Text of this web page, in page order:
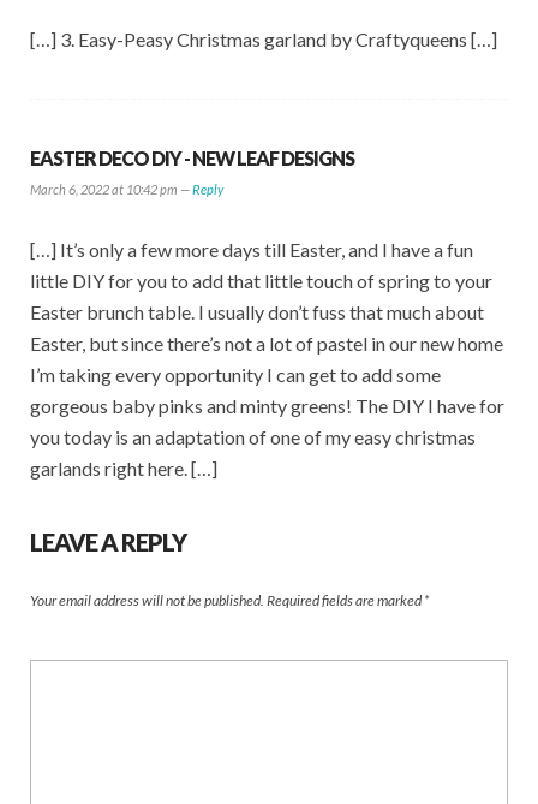
[…] 3. Easy-Peasy Christmas garland by Craftyqueens […]
EASTER DECO DIY - NEW LEAF DESIGNS
March 6, 2022 at 10:42 pm —Reply
[…] It’s only a few more days till Easter, and I have a fun
little DIY for you to add that little touch of spring to your
Easter brunch table. I usually don’t fuss that much about
Easter, but since there’s not a lot of pastel in our new home
I’m taking every opportunity I can get to add some
gorgeous baby pinks and minty greens! The DIY I have for
you today is an adaptation of one of my easy christmas
garlands right here. […]
LEAVE A REPLY
Your email address will not be published. Required fields are marked *